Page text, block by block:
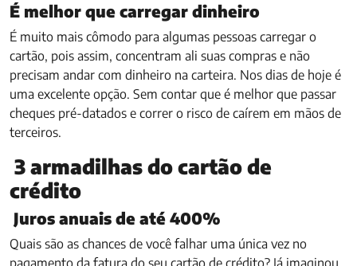
É melhor que carregar dinheiro
É muito mais cômodo para algumas pessoas carregar o
cartão, pois assim, concentram ali suas compras e não
precisam andar com dinheiro na carteira. Nos dias de hoje é
uma excelente opção. Sem contar que é melhor que passar
cheques pré-datados e correr o risco de caírem em mãos de
terceiros.
3 armadilhas do cartão de
crédito
Juros anuais de até 400%
Quais são as chances de você falhar uma única vez no
pagamento da fatura do seu cartão de crédito? Já imaginou